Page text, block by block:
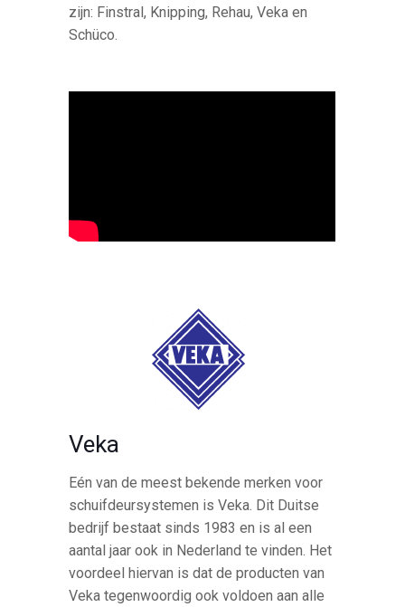
zijn: Finstral, Knipping, Rehau, Veka en
Schüco.
Veka
Eén van de meest bekende merken voor
schuifdeursystemen is Veka. Dit Duitse
bedrijf bestaat sinds 1983 en is al een
aantal jaar ook in Nederland te vinden. Het
voordeel hiervan is dat de producten van
Veka tegenwoordig ook voldoen aan alle